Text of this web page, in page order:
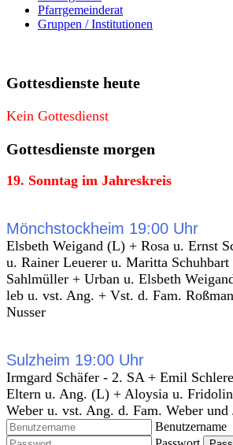
Pfarrgemeinderat
Gruppen / Institutionen
Gottesdienste heute
Kein Gottesdienst
Gottesdienste morgen
19. Sonntag im Jahreskreis
Mönchstockheim 19:00 Uhr
Elsbeth Weigand (L) + Rosa u. Ernst
u. Rainer Leuerer u. Maritta Schuhbart
Sahlmüller + Urban u. Elsbeth
leb u. vst. Ang. + Vst. d. Fam.
Nusser
Sulzheim 19:00 Uhr
Irmgard Schäfer - 2. SA + Emil
Eltern u. Ang. (L) + Aloysia u.
Weber u. vst. Ang. d. Fam. Weber und
Benutzername